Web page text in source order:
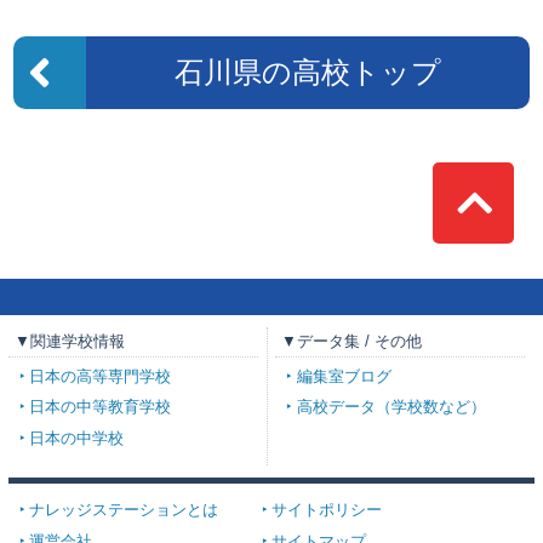
石川県の高校トップ
Top
▼関連学校情報
日本の高等専門学校
日本の中等教育学校
日本の中学校
▼データ集 / その他
編集室ブログ
高校データ（学校数など）
ナレッジステーションとは
サイトポリシー